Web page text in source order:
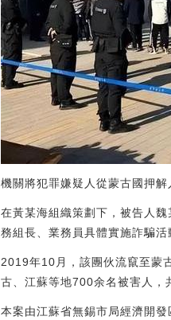
機關將犯罪嫌疑人從蒙古國押解
在黃某海組織策劃下，被告人
務組長、業務員具體實施詐騙
2019年10月，該團伙流竄至蒙
古、江蘇等地700余名被害人，
本案由江蘇省無錫市局經濟開發